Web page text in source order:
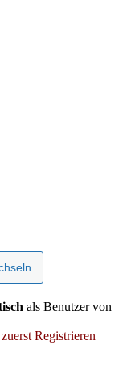
als Benutzer von
Registrieren